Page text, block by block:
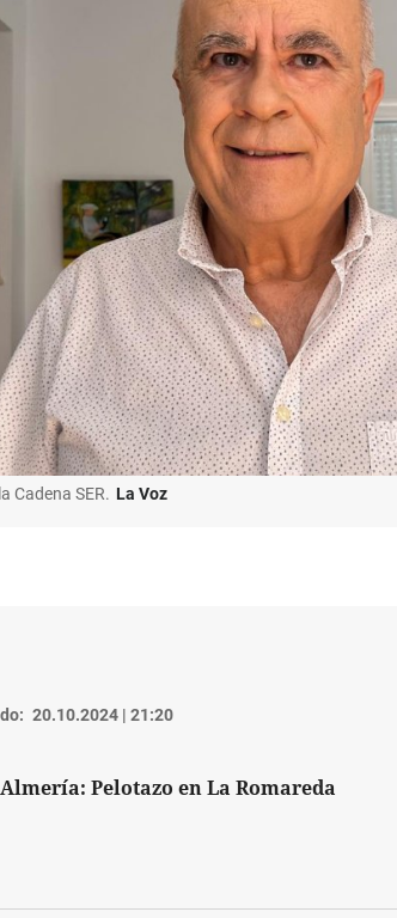
Cadena SER. La Voz
20.10.2024 | 21:20
Pelotazo en La Romareda